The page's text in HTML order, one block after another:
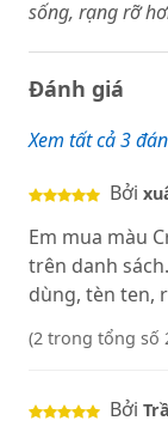
sống, rạng rỡ
Đánh giá
Xem tất cả 3
Bởi
Em mua màu
trên danh
dùng, tèn ten,
(2 trong tổng số
Bởi